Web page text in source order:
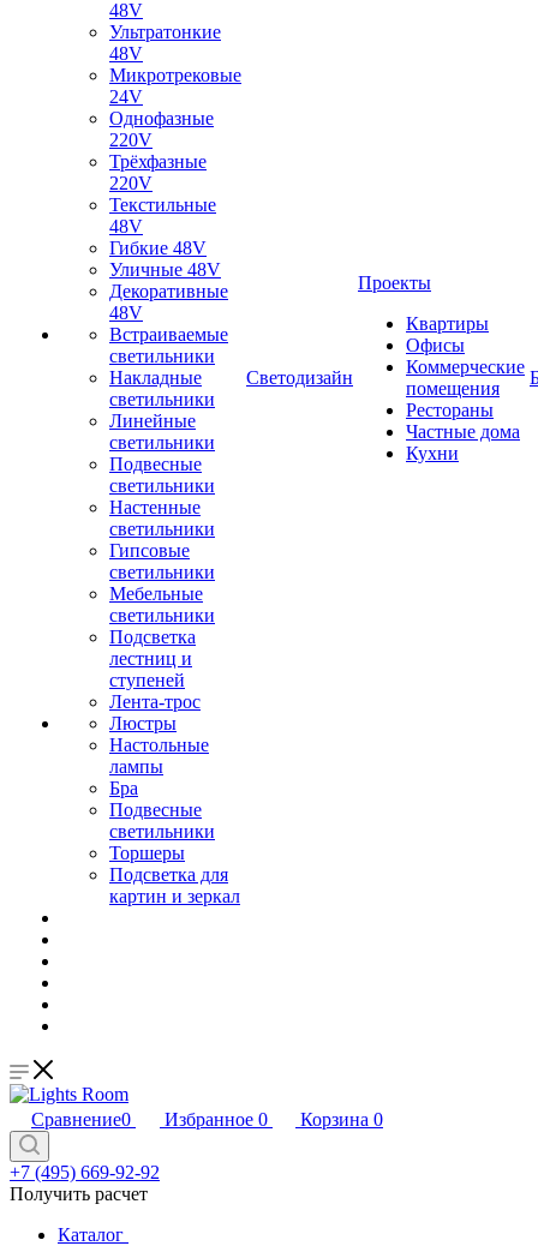
48V
Ультратонкие
48V
Микротрековые
24V
Однофазные
220V
Трёхфазные
220V
Текстильные
48V
Гибкие 48V
Уличные 48V
Декоративные
48V
Встраиваемые
светильники
Накладные
светильники
Линейные
светильники
Подвесные
светильники
Настенные
светильники
Гипсовые
светильники
Мебельные
светильники
Подсветка
лестниц и
ступеней
Лента-трос
Люстры
Настольные
лампы
Бра
Подвесные
светильники
Торшеры
Подсветка для
картин и зеркал
Светодизайн
Проекты
Квартиры
Офисы
Коммерческие
помещения
Рестораны
Частные дома
Кухни
Сравнение0 Избранное 0 Корзина 0
+7 (495) 669-92-92
Получить расчет
Каталог